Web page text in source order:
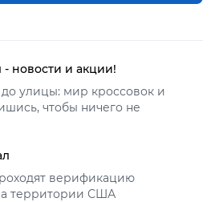
- новости и акции!
улицы: мир кроссовок и
чтобы ничего не
верификацию
территории США